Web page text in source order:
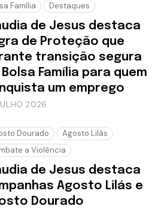
Família Destaques
de Jesus destaca
de Proteção que
transição segura
Família para quem
um emprego
2026
Dourado
Agosto Lilás
a Violência
de Jesus destaca
Agosto Lilás e
Dourado